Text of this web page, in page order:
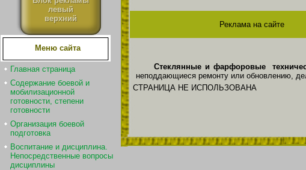
левый
верхний
Меню сайта
Главная страница
Содержание боевой и
мобилизационной
готовности, степени
готовности
Организация боевой
подготовка
Воспитание и дисциплина.
Непосредственные вопросы
дисциплины
Реклама на сайте
Стеклянные и фарфоровые
неподдающиеся ремонту или обновлению,
СТРАНИЦА НЕ ИСПОЛЬЗОВАНА